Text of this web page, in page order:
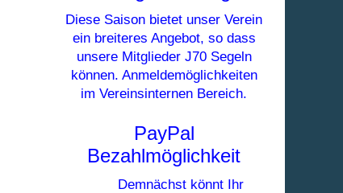
Diese Saison bietet unser Verein
ein breiteres Angebot, so dass
unsere Mitglieder J70 Segeln
können. Anmeldemöglichkeiten
im Vereinsinternen Bereich.
PayPal
Bezahlmöglichkeit
Demnächst könnt Ihr